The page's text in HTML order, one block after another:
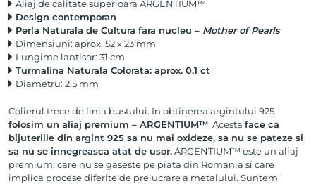
Aliaj de calitate superioara ARGENTIUM™
Design contemporan
Perla Naturala de Cultura fara nucleu – Mother of Pearls
Dimensiuni: aprox. 52 x 23 mm
Lungime lantisor: 31 cm
Turmalina Naturala Colorata: aprox. 0.1 ct
Diametru: 2.5 mm
Colierul trece de linia bustului. In obtinerea argintului 925
folosim un aliaj premium – ARGENTIUM™. Acesta face ca
bijuteriile din argint 925 sa nu mai oxideze, sa nu se pateze si
sa nu se innegreasca atat de usor.ARGENTIUM™ este un aliaj
premium, care nu se gaseste pe piata din Romania si care
implica procese diferite de prelucrare a metalului. Suntem